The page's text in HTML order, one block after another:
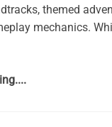
themed
mechanics.